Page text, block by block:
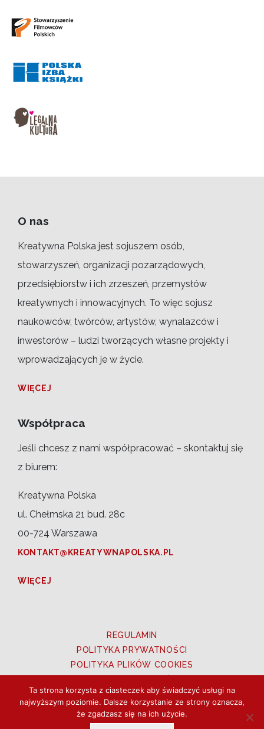
O nas
Kreatywna Polska jest sojuszem osób,
stowarzyszeń, organizacji pozarządowych,
przedsiębiorstw i ich zrzeszeń, przemysłów
kreatywnych i innowacyjnych. To więc sojusz
naukowców, twórców, artystów, wynalazców i
inwestorów – ludzi tworzących własne projekty i
wprowadzających je w życie.
WIĘCEJ
Współpraca
Jeśli chcesz z nami współpracować – skontaktuj się
z biurem:
Kreatywna Polska
ul. Chełmska 21 bud. 28c
00-724 Warszawa
KONTAKT@KREATYWNAPOLSKA.PL
WIĘCEJ
REGULAMIN
POLITYKA PRYWATNOŚCI
POLITYKA PLIKÓW COOKIES
UTWORY OZNACZONE CC BY 3.0 PL
Copyright © 2026 Kreatywna Polska. Wszystkie
Ta strona korzysta z ciasteczek aby świadczyć usługi na
najwyższym poziomie. Dalsze korzystanie ze strony oznacza,
że zgadzasz się na ich użycie.